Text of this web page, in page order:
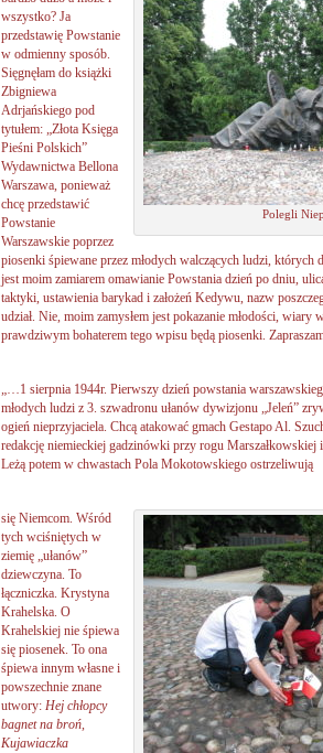
Polegli
wszystko? Ja
przedstawię Powstanie
w odmienny sposób.
Sięgnęłam do książki
Zbigniewa
Adrjańskiego pod
tytułem: „Złota Księga
Pieśni Polskich”
Wydawnictwa Bellona
Warszawa, ponieważ
chcę przedstawić
Powstanie
Warszawskie poprzez
piosenki śpiewane przez młodych walczących ludzi,
jest moim zamiarem omawianie Powstania dzień po dniu,
taktyki, ustawienia barykad i założeń Kedywu, nazw
udział. Nie, moim zamysłem jest pokazanie młodości,
prawdziwym bohaterem tego wpisu będą piosenki.
„…1 sierpnia 1944r. Pierwszy dzień powstania
młodych ludzi z 3. szwadronu ułanów dywizjonu „Jeleń”
ogień nieprzyjaciela. Chcą atakować gmach Gestapo Al.
redakcję niemieckiej gadzinówki przy rogu Marszałkowskiej i
Leżą potem w chwastach Pola Mokotowskiego ostrzeliwują
się Niemcom. Wśród
tych wciśniętych w
ziemię „ułanów”
dziewczyna. To
łączniczka. Krystyna
Krahelska. O
Krahelskiej nie śpiewa
się piosenek. To ona
śpiewa innym własne i
powszechnie znane
utwory: Hej chłopcy
bagnet na broń,
Kujawiaczka